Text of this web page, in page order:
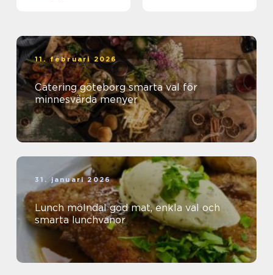
11. februari 2026
Catering göteborg smarta val för
minnesvärda menyer
31. januari 2026
Lunch mölndal god mat, enkla val och
smarta lunchvanor